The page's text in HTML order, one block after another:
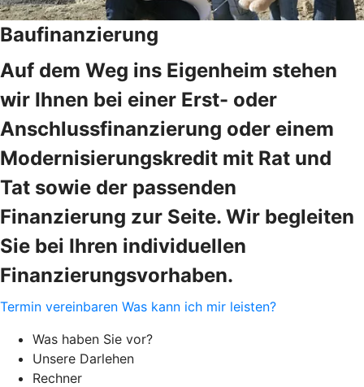
Baufinanzierung
Auf dem Weg ins Eigenheim stehen
wir Ihnen bei einer Erst- oder
Anschlussfinanzierung oder einem
Modernisierungskredit mit Rat und
Tat sowie der passenden
Finanzierung zur Seite. Wir begleiten
Sie bei Ihren individuellen
Finanzierungsvorhaben.
Termin vereinbaren Was kann ich mir leisten?
Was haben Sie vor?
Unsere Darlehen
Rechner